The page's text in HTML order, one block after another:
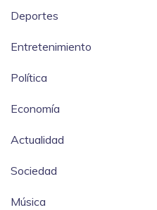
Deportes
Entretenimiento
Política
Economía
Actualidad
Sociedad
Música